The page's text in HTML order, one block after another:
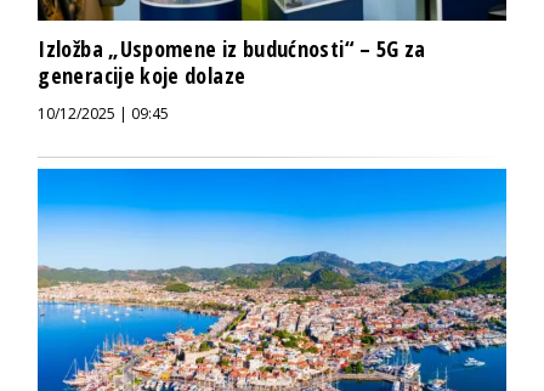
Izložba „Uspomene iz budućnosti“ – 5G za
generacije koje dolaze
10/12/2025 | 09:45